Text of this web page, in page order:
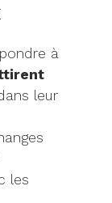
à
leur
les